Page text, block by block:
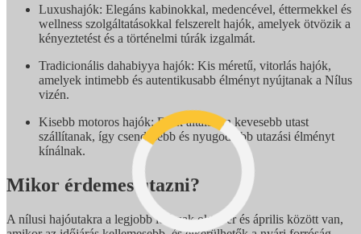
Luxushajók: Elegáns kabinokkal, medencével, éttermekkel és
wellness szolgáltatásokkal felszerelt hajók, amelyek ötvözik a
kényeztetést és a történelmi túrák izgalmát.
Tradicionális dahabiyya hajók: Kis méretű, vitorlás hajók,
amelyek intimebb és autentikusabb élményt nyújtanak a Nílus
vizén.
Kisebb motoros hajók: Ezek általában kevesebb utast
szállítanak, így csendesebb és nyugodtabb utazási élményt
kínálnak.
Mikor érdemes utazni?
A nílusi hajóutakra a legjobb időszak október és április között van,